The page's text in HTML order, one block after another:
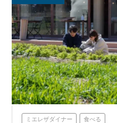
ミエレザダイナー 食べる